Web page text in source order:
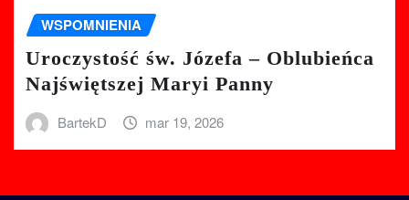
WSPOMNIENIA
Uroczystość św. Józefa – Oblubieńca
Najświętszej Maryi Panny
BartekD mar 19, 2026